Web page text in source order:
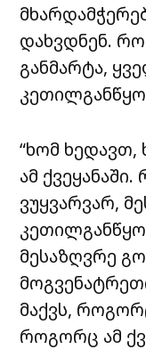
დახვდნენ.
განმარტა,
“ხომ
ამ
ვუყვარვარ,
მესაზღვრე
მაქვს,
როგორც ამ